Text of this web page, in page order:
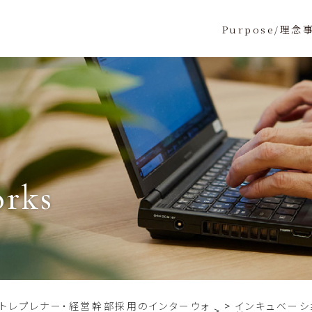
Purpose/理念
レプレナー・経営幹部採用のインターウォ インキュベーシ